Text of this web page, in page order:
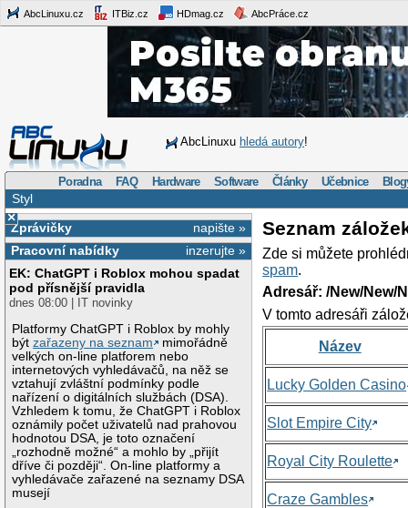
AbcLinuxu.cz ITBiz.cz HDmag.cz AbcPráce.cz
AbcLinuxu hledá autory!
Poradna FAQ Hardware Software Články Učebnice
Styl
×
napište »
Zprávičky
inzerujte »
Pracovní nabídky
EK: ChatGPT i Roblox mohou spadat
pod přísnější pravidla
dnes 08:00 | IT novinky
Platformy ChatGPT i Roblox by mohly
býtzařazeny na seznam
mimořádně
velkých on-line platforem nebo
internetových vyhledávačů, na něž se
vztahují zvláštní podmínky podle
nařízení o digitálních službách (DSA).
Vzhledem k tomu, že ChatGPT i Roblox
oznámily počet uživatelů nad prahovou
hodnotou DSA, je toto označení
„rozhodně možné“ a mohlo by „přijít
dříve či později“. On-line platformy a
vyhledávače zařazené na seznamy DSA
musejí
Seznam
Zde si můžete
spam.
Adresář: /New/New/
V tomto adresáři
Název
Lucky Golden Casino
Slot Empire City
Royal City Roulette
Craze Gambles